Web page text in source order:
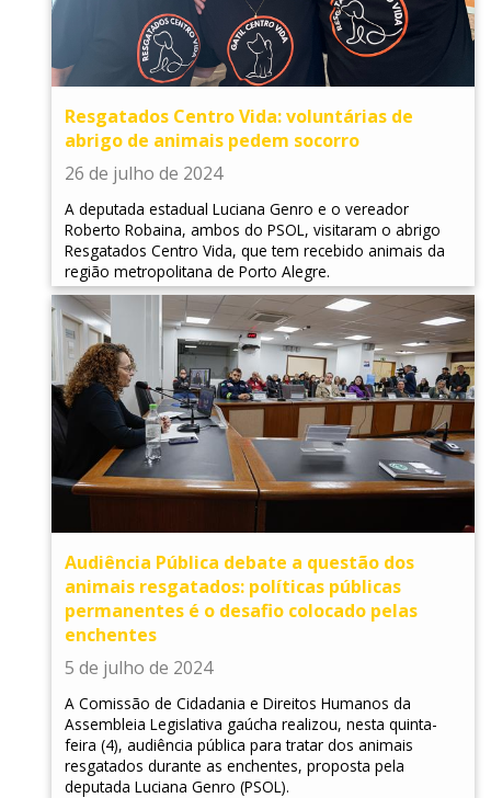
Resgatados Centro Vida: voluntárias de
abrigo de animais pedem socorro
26 de julho de 2024
A deputada estadual Luciana Genro e o vereador
Roberto Robaina, ambos do PSOL, visitaram o abrigo
Resgatados Centro Vida, que tem recebido animais da
região metropolitana de Porto Alegre.
Audiência Pública debate a questão dos
animais resgatados: políticas públicas
permanentes é o desafio colocado pelas
enchentes
5 de julho de 2024
A Comissão de Cidadania e Direitos Humanos da
Assembleia Legislativa gaúcha realizou, nesta quinta-
feira (4), audiência pública para tratar dos animais
resgatados durante as enchentes, proposta pela
deputada Luciana Genro (PSOL).